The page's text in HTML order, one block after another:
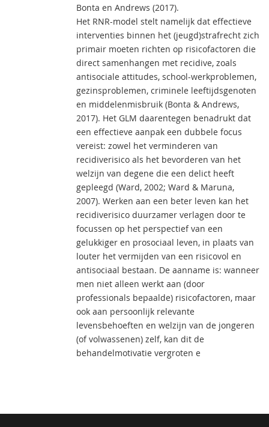
Bonta en Andrews (2017).
Het RNR-model stelt namelijk dat effectieve
interventies binnen het (jeugd)strafrecht zich
primair moeten richten op risicofactoren die
direct samenhangen met recidive, zoals
antisociale attitudes, school-werkproblemen,
gezinsproblemen, criminele leeftijdsgenoten
en middelenmisbruik (Bonta & Andrews,
2017). Het GLM daarentegen benadrukt dat
een effectieve aanpak een dubbele focus
vereist: zowel het verminderen van
recidiverisico als het bevorderen van het
welzijn van degene die een delict heeft
gepleegd (Ward, 2002; Ward & Maruna,
2007). Werken aan een beter leven kan het
recidiverisico duurzamer verlagen door te
focussen op het perspectief van een
gelukkiger en prosociaal leven, in plaats van
louter het vermijden van een risicovol en
antisociaal bestaan. De aanname is: wanneer
men niet alleen werkt aan (door
professionals bepaalde) risicofactoren, maar
ook aan persoonlijk relevante
levensbehoeften en welzijn van de jongeren
(of volwassenen) zelf, kan dit de
behandelmotivatie vergroten e